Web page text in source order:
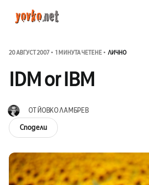
20 АВГУСТ 2007 1 МИНУТА ЧЕТЕНЕ ЛИЧНО
IDM or IBM
ОТЙОВКО ЛАМБРЕВ
Сподели